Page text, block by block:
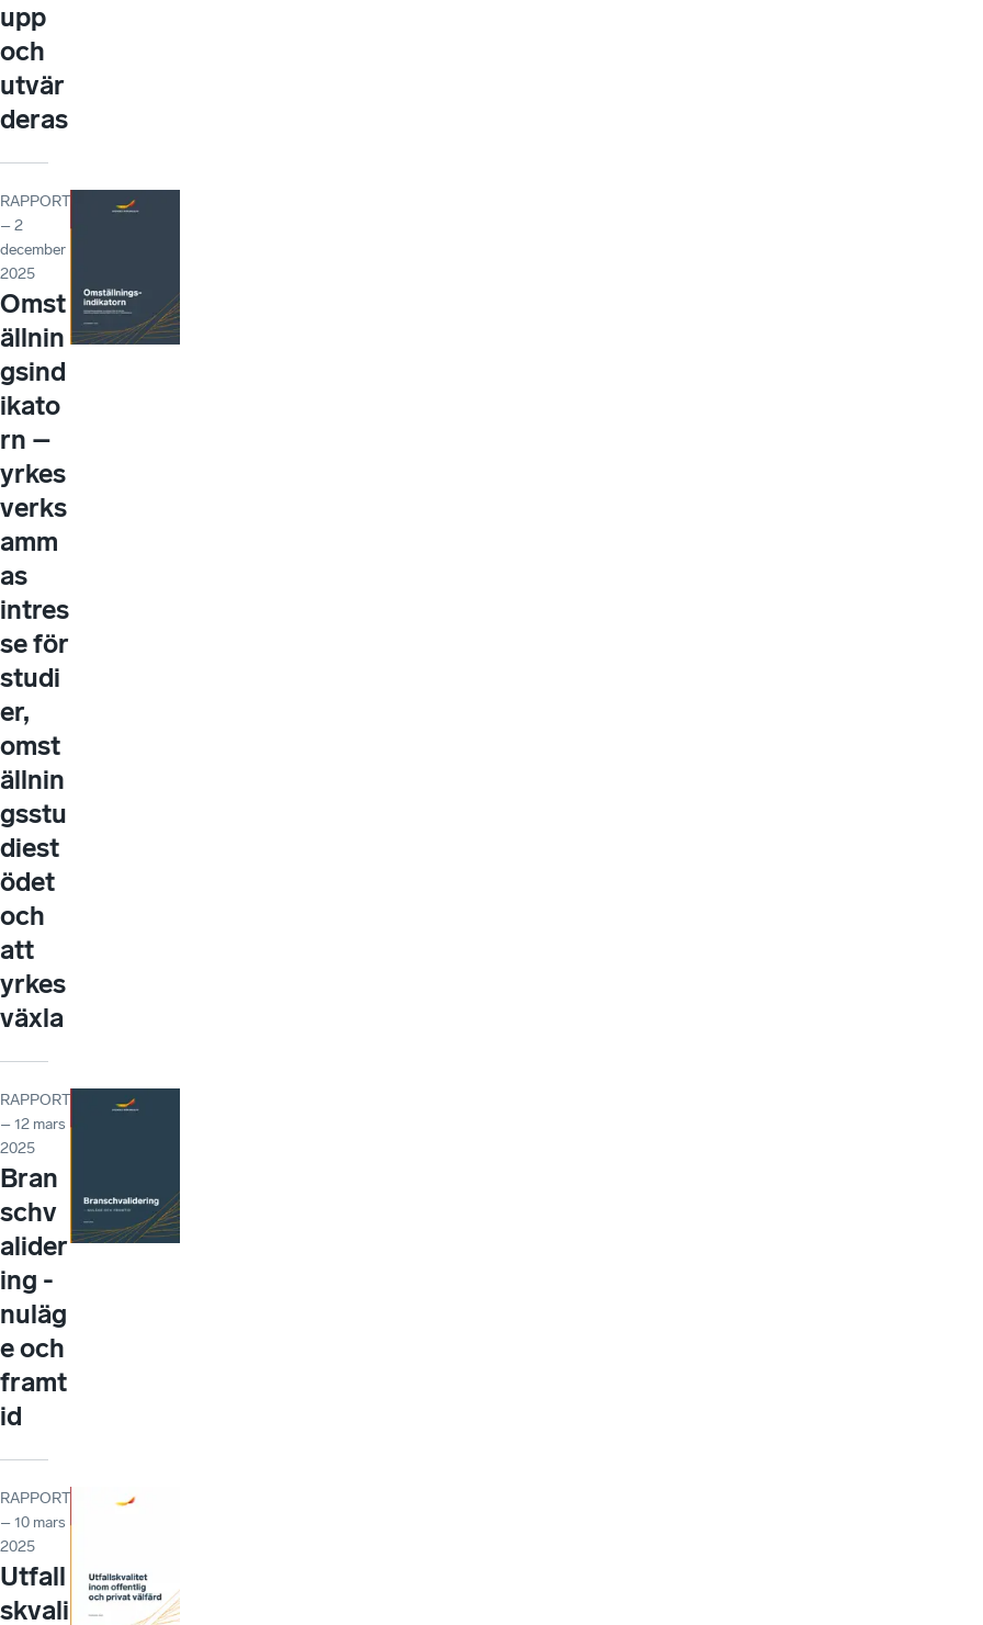
upp
och
utvär
deras
RAPPORT
– 2
december
2025
Omst
ällnin
gsind
ikato
rn –
yrkes
verks
amm
as
intres
se för
studi
er,
omst
ällnin
gsstu
diest
ödet
och
att
yrkes
växla
RAPPORT
– 12 mars
2025
Bran
schv
alider
ing -
nuläg
e och
framt
id
RAPPORT
– 10 mars
2025
Utfall
skvali